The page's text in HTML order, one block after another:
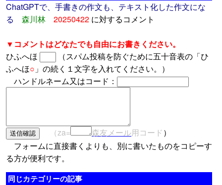
ChatGPTで、手書きの作文も、テキスト化した作文にな
る
森川林 20250422 に対するコメント
▼コメントはどなたでも自由にお書きください。
ひふへほ
（スパム投稿を防ぐために五十音表の「ひ
ふへほ○ 」の続く１文字を入れてください。）
ハンドルネーム又はコード：
（za= 森友メール用コード）
フォームに直接書くよりも、別に書いたものをコピーす
る方が便利です。
同じカテゴリーの記事